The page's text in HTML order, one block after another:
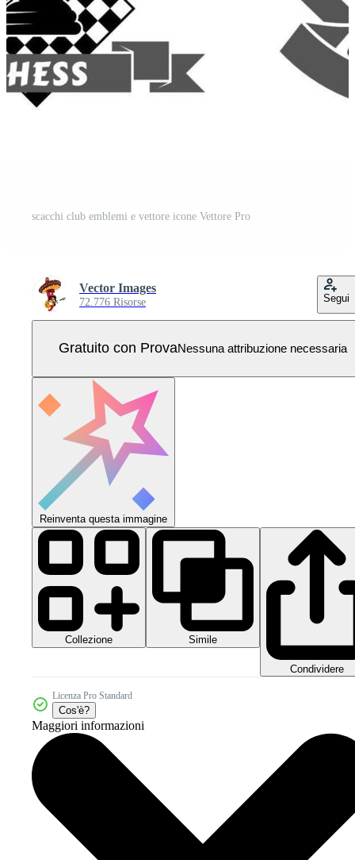
scacchi club emblemi e vettore icone Vettore Pro
Vector Images
72.776 Risorse Segui
Gratuito con ProvaNessuna attribuzione necessaria
Reinventa questa immagine
Collezione Simile
Condividere
Licenza Pro Standard
Cos'è?
Maggiori informazioni